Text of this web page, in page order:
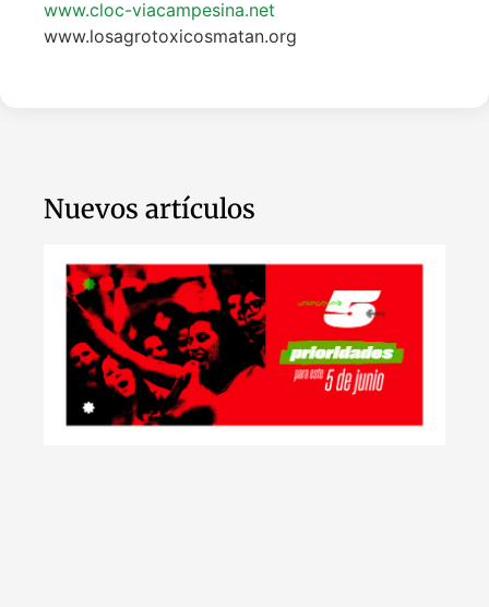
www.cloc-viacampesina.net
www.losagrotoxicosmatan.org
Nuevos artículos